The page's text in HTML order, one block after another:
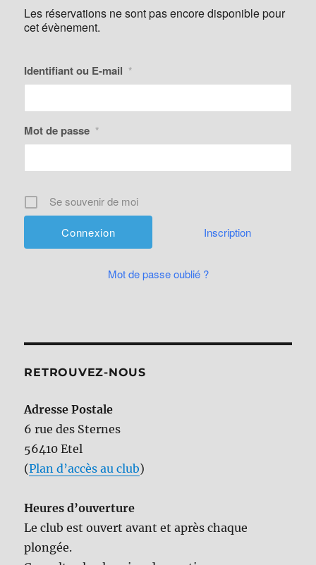
Les réservations ne sont pas encore disponible pour
cet évènement.
Identifiant ou E-mail *
Mot de passe *
Se souvenir de moi
Inscription
Mot de passe oublié ?
RETROUVEZ-NOUS
Adresse Postale
6 rue des Sternes
56410 Etel
(Plan d’accès au club)
Heures d’ouverture
Le club est ouvert avant et après chaque
plongée.